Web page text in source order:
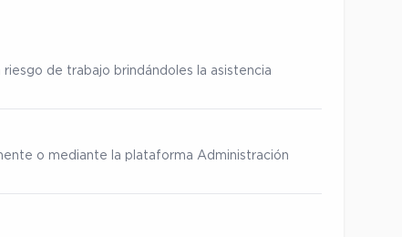
de trabajo brindándoles la asistencia
o mediante la plataforma Administración